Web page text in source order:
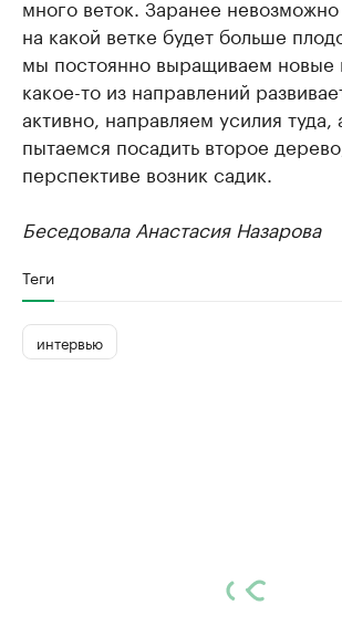
много веток. Заранее невозможно
на какой ветке будет больше
мы постоянно выращиваем новые
какое-то из направлений
активно, направляем усилия
пытаемся посадить второе
перспективе возник садик.
Беседовала Анастасия Назарова
Теги
интервью